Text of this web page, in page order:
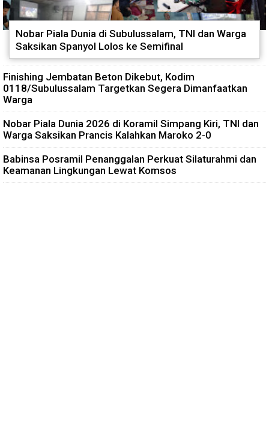
Nobar Piala Dunia di Subulussalam, TNI dan Warga
Saksikan Spanyol Lolos ke Semifinal
Finishing Jembatan Beton Dikebut, Kodim
0118/Subulussalam Targetkan Segera Dimanfaatkan
Warga
Nobar Piala Dunia 2026 di Koramil Simpang Kiri, TNI dan
Warga Saksikan Prancis Kalahkan Maroko 2-0
Babinsa Posramil Penanggalan Perkuat Silaturahmi dan
Keamanan Lingkungan Lewat Komsos